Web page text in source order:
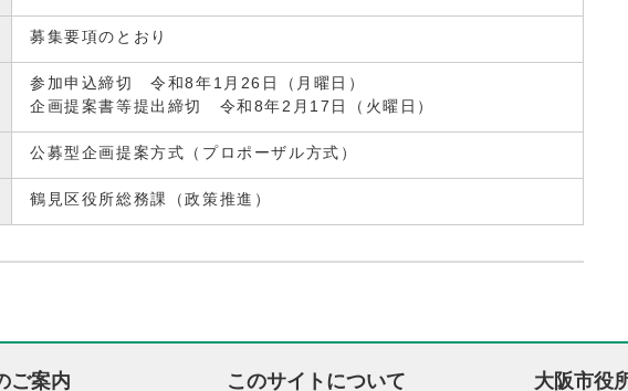
募集要項のとおり
参加申込締切 令和8年1月26日（月曜日）
企画提案書等提出締切 令和8年2月17日（火曜日）
公募型企画提案方式（プロポーザル方式）
鶴見区役所総務課（政策推進）
ご案内 このサイトについて 大阪市役